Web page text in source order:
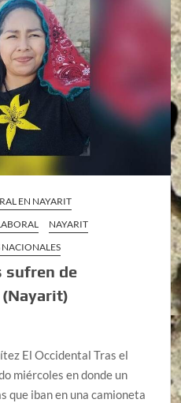
EN NAYARIT
NAYARIT
NACIONALES
sufren de
El Occidental Tras el
miércoles en donde un
que iban en una camioneta